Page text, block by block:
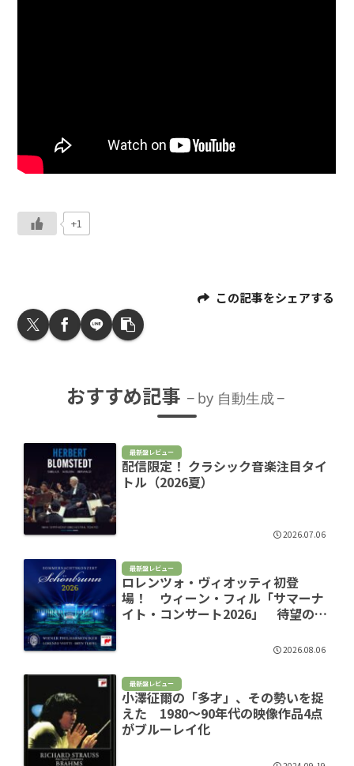
+1
この記事をシェアする
おすすめ記事 by 自動生成
最新盤レビュー
配信限定！ クラシック音楽注目タイ
トル（2026夏）
2026.07.06
最新盤レビュー
ロレンツォ・ヴィオッティ初登
場！ ウィーン・フィル「サマーナ
イト・コンサート2026」 待望のラ
2026.08.06
最新盤レビュー
小澤征爾の「多才」、その勢いを捉
えた 1980～90年代の映像作品4点
がブルーレイ化